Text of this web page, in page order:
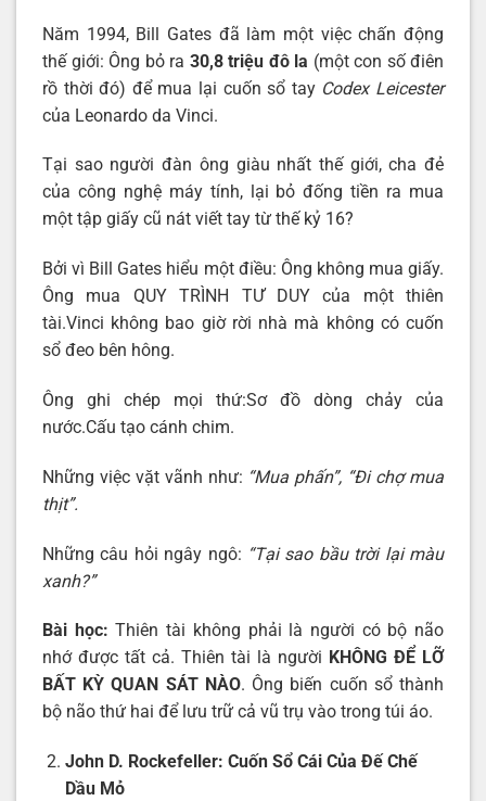
Năm 1994, Bill Gates đã làm một việc chấn động
thế giới: Ông bỏ ra 30,8 triệu đô la (một con số điên
rồ thời đó) để mua lại cuốn sổ tay Codex Leicester
của Leonardo da Vinci.
Tại sao người đàn ông giàu nhất thế giới, cha đẻ
của công nghệ máy tính, lại bỏ đống tiền ra mua
một tập giấy cũ nát viết tay từ thế kỷ 16?
Bởi vì Bill Gates hiểu một điều: Ông không mua giấy.
Ông mua QUY TRÌNH TƯ DUY của một thiên
tài.Vinci không bao giờ rời nhà mà không có cuốn
sổ đeo bên hông.
Ông ghi chép mọi thứ:Sơ đồ dòng chảy của
nước.Cấu tạo cánh chim.
Những việc vặt vãnh như: “Mua phấn”, “Đi chợ mua
thịt”.
Những câu hỏi ngây ngô: “Tại sao bầu trời lại màu
xanh?”
Bài học: Thiên tài không phải là người có bộ não
nhớ được tất cả. Thiên tài là người KHÔNG ĐỂ LỠ
BẤT KỲ QUAN SÁT NÀO. Ông biến cuốn sổ thành
bộ não thứ hai để lưu trữ cả vũ trụ vào trong túi áo.
John D. Rockefeller: Cuốn Sổ Cái Của Đế Chế
Dầu Mỏ